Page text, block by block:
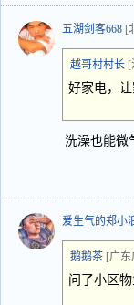
五湖剑客668 [
越哥村村长
好家电，
洗澡也能微
爱生气的郑小
鹅鹅茶 [广东
问了小区